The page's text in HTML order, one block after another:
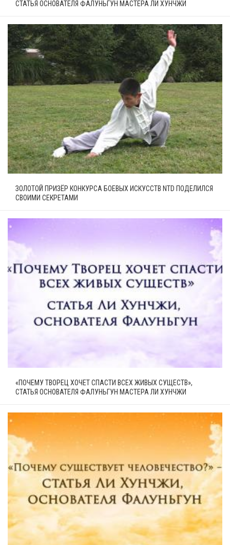
СТАТЬЯ ОСНОВАТЕЛЯ ФАЛУНЬГУН МАСТЕРА ЛИ ХУНЧЖИ
ЗОЛОТОЙ ПРИЗЁР КОНКУРСА БОЕВЫХ ИСКУССТВ NTD ПОДЕЛИЛСЯ
СВОИМИ СЕКРЕТАМИ
«ПОЧЕМУ ТВОРЕЦ ХОЧЕТ СПАСТИ ВСЕХ ЖИВЫХ СУЩЕСТВ»,
СТАТЬЯ ОСНОВАТЕЛЯ ФАЛУНЬГУН МАСТЕРА ЛИ ХУНЧЖИ